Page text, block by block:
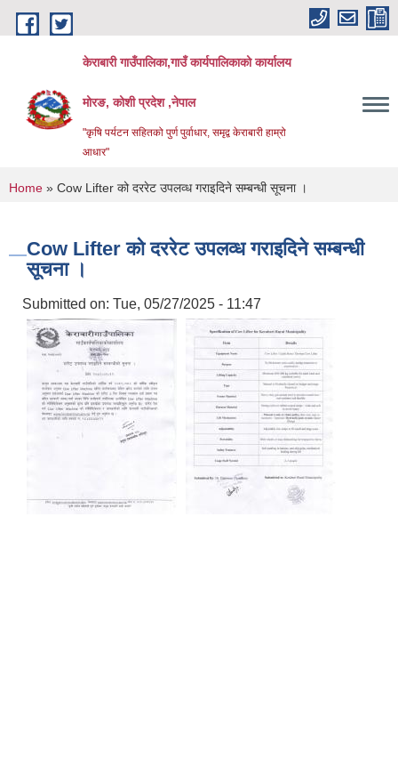
Skip to main content
केराबारी गाउँपालिका,गाउँ कार्यपालिकाको कार्यालय
मोरङ, कोशी प्रदेश ,नेपाल
"कृषि पर्यटन सहितको पुर्ण पुर्वाधार, समृद्व केराबारी हाम्रो
आधार"
You are here
Home » Cow Lifter को दररेट उपलव्ध गराइदिने सम्बन्धी सूचना ।
Cow Lifter को दररेट उपलव्ध गराइदिने सम्बन्धी
सूचना ।
Submitted on: Tue, 05/27/2025 - 11:47